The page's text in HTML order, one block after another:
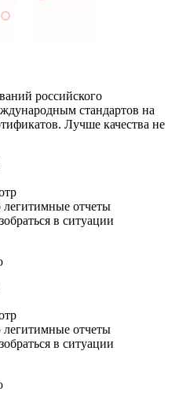
российского
стандартов на
Лучше качества не
легитимные отчеты
в ситуации
легитимные отчеты
в ситуации